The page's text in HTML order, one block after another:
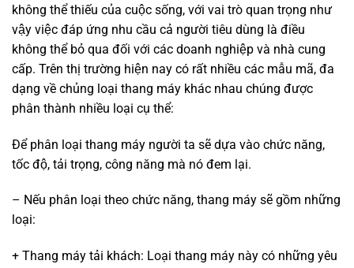
không thể thiếu của cuộc sống, với vai trò quan trọng như
vậy việc đáp ứng nhu cầu cả người tiêu dùng là điều
không thể bỏ qua đối với các doanh nghiệp và nhà cung
cấp. Trên thị trường hiện nay có rất nhiều các mẫu mã, đa
dạng về chủng loại thang máy khác nhau chúng được
phân thành nhiều loại cụ thể:
Để phân loại thang máy người ta sẽ dựa vào chức năng,
tốc độ, tải trọng, công năng mà nó đem lại.
– Nếu phân loại theo chức năng, thang máy sẽ gồm những
loại:
+ Thang máy tải khách: Loại thang máy này có những yêu